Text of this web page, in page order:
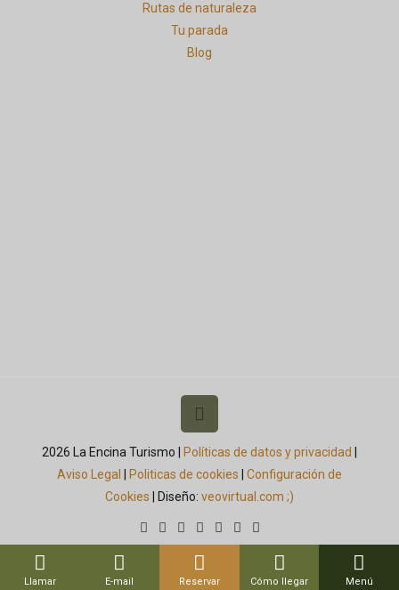
Rutas de naturaleza
Tu parada
Blog
2026 La Encina Turismo | Políticas de datos y privacidad
Aviso Legal
Politicas de cookies
Configuración de
Cookies | Diseño: veovirtual.com ;)
Llamar E-mail Reservar Cómo llegar Menú